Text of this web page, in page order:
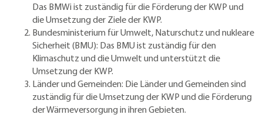
Das BMWi ist zuständig für die Förderung der KWP und
die Umsetzung der Ziele der KWP.
Bundesministerium für Umwelt, Naturschutz und nukleare
Sicherheit (BMU): Das BMU ist zuständig für den
Klimaschutz und die Umwelt und unterstützt die
Umsetzung der KWP.
Länder und Gemeinden: Die Länder und Gemeinden sind
zuständig für die Umsetzung der KWP und die Förderung
der Wärmeversorgung in ihren Gebieten.